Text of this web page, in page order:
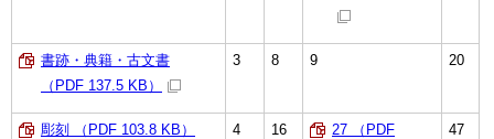
書跡・典籍・古文書
（PDF 137.5 KB）
3 8 9 20
彫刻 （PDF 103.8 KB） 4 16
27 （PDF
47